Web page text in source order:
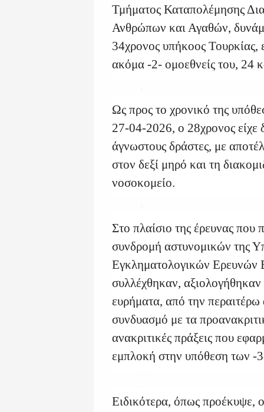
Τμήματος Καταπολέμησης
Ανθρώπων και Αγαθών,
34χρονος υπήκοος Τουρκίας,
ακόμα -2- ομοεθνείς του, 24
Ως προς το χρονικό της
27-04-2026, ο 28χρονος είχε
άγνωστους δράστες, με
στον δεξί μηρό και τη
νοσοκομείο.
Στο πλαίσιο της έρευνας που
συνδρομή αστυνομικών της
Εγκληματολογικών Ερευνών
συλλέχθηκαν, αξιολογήθηκαν
ευρήματα, από την
συνδυασμό με τα
ανακριτικές πράξεις που
εμπλοκή στην υπόθεση των -
Ειδικότερα, όπως προέκυψε,